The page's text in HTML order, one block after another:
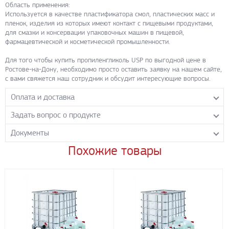
Область применения:
Используется в качестве пластификатора смол, пластических масс и
пленок, изделия из которых имеют контакт с пищевыми продуктами,
для смазки и консервации упаковочных машин в пищевой,
фармацевтической и косметической промышленности.
Для того чтобы купить пропиленгликоль USP по выгодной цене в
Ростове-на-Дону, необходимо просто оставить заявку на нашем сайте,
с вами свяжется наш сотрудник и обсудит интересующие вопросы.
Оплата и доставка
Самовывоз с нашего склада
Транспортные компании
Бесплатная доставка до терминала ПЭК
Регионы доставки:
Северо-Кавказский федеральный округ
Южный федеральный округ
Задать вопрос о продукте
Задайте нашим менеджерам вопрос о данном продукте.
Все поля формы обязательны к заполнению.
Документы
0Ineos MSDS Паспорт безопасности- PDF 271.32 КБ
1Декларация от 02 03 16(копия)
- PDF 354.88 КБ
Скачать
Похожие товары